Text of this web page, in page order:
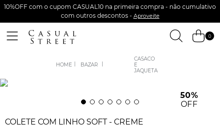
10%OFF com o cupom CASUAL10 na primeira compra - não cumulativo
com outros descontos - Aproveite
0
BAZAR
CASACO
E
JAQUETA
50%
OFF
COLETE COM LINHO SOFT - CREME